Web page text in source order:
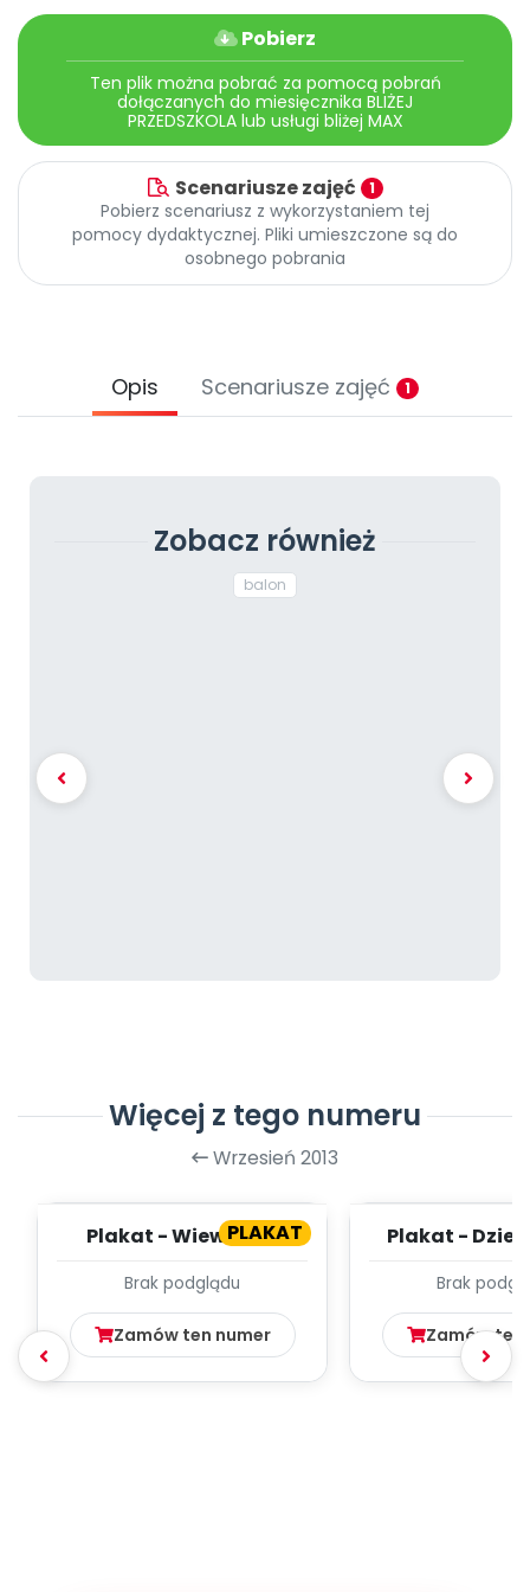
Promocje
Pobierz
Ten plik można pobrać za pomocą pobrań
dołączanych do miesięcznika BLIŻEJ
PRZEDSZKOLA lub usługi bliżej MAX
Scenariusze zajęć 1
Pobierz scenariusz z wykorzystaniem tej
pomocy dydaktycznej. Pliki umieszczone są do
osobnego pobrania
Opis Scenariusze zajęć 1
Zobacz również
balon
Więcej z tego numeru
Wrzesień 2013
PLAKAT
Plakat - Wiewiórka
Brak podglądu
Zamów ten numer
Plakat -
Brak
Zamów ten